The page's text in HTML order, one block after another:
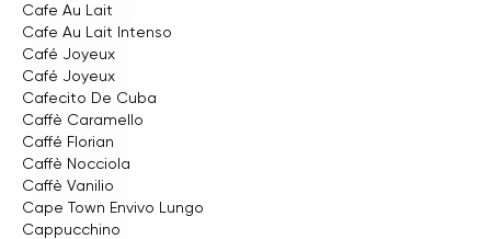
Cafe Au Lait
Cafe Au Lait Intenso
Café Joyeux
Café Joyeux
Cafecito De Cuba
Caffè Caramello
Caffé Florian
Caffè Nocciola
Caffè Vanilio
Cape Town Envivo Lungo
Cappucchino